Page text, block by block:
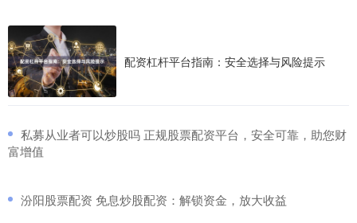
配资杠杆平台指南：安全选择与风险提示
​私募从业者可以炒股吗 正规股票配资平台，安全可靠，助您财
富增值
​汾阳股票配资 免息炒股配资：解锁资金，放大收益